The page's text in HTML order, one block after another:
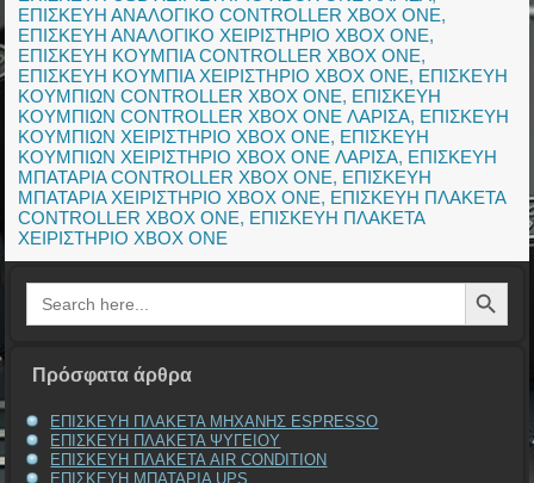
ΕΠΙΣΚΕΥΗ ΑΝΑΛΟΓΙΚΟ CONTROLLER XBOX ONE,
ΕΠΙΣΚΕΥΗ ΑΝΑΛΟΓΙΚΟ ΧΕΙΡΙΣΤΗΡΙΟ XBOX ONE,
ΕΠΙΣΚΕΥΗ ΚΟΥΜΠΙΑ CONTROLLER XBOX ONE,
ΕΠΙΣΚΕΥΗ ΚΟΥΜΠΙΑ ΧΕΙΡΙΣΤΗΡΙΟ XBOX ONE, ΕΠΙΣΚΕΥΗ
ΚΟΥΜΠΙΩΝ CONTROLLER XBOX ONE, ΕΠΙΣΚΕΥΗ
ΚΟΥΜΠΙΩΝ CONTROLLER XBOX ONE ΛΑΡΙΣΑ, ΕΠΙΣΚΕΥΗ
ΚΟΥΜΠΙΩΝ ΧΕΙΡΙΣΤΗΡΙΟ XBOX ONE, ΕΠΙΣΚΕΥΗ
ΚΟΥΜΠΙΩΝ ΧΕΙΡΙΣΤΗΡΙΟ XBOX ONE ΛΑΡΙΣΑ, ΕΠΙΣΚΕΥΗ
ΜΠΑΤΑΡΙΑ CONTROLLER XBOX ONE, ΕΠΙΣΚΕΥΗ
ΜΠΑΤΑΡΙΑ ΧΕΙΡΙΣΤΗΡΙΟ XBOX ONE, ΕΠΙΣΚΕΥΗ ΠΛΑΚΕΤΑ
CONTROLLER XBOX ONE, ΕΠΙΣΚΕΥΗ ΠΛΑΚΕΤΑ
ΧΕΙΡΙΣΤΗΡΙΟ XBOX ONE
Search
for:
Search Button
Πρόσφατα άρθρα
ΕΠΙΣΚΕΥΗ ΠΛΑΚΕΤΑ ΜΗΧΑΝΗΣ ESPRESSO
ΕΠΙΣΚΕΥΗ ΠΛΑΚΕΤΑ ΨΥΓΕΙΟΥ
ΕΠΙΣΚΕΥΗ ΠΛΑΚΕΤΑ AIR CONDITION
ΕΠΙΣΚΕΥΗ ΜΠΑΤΑΡΙΑ UPS